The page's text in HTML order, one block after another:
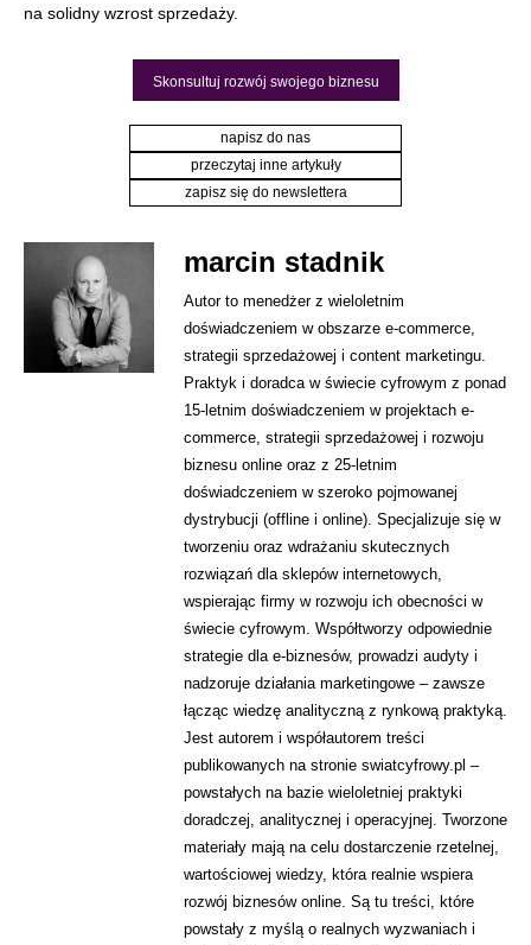
na solidny wzrost sprzedaży.
Skonsultuj rozwój swojego biznesu
napisz do nas
przeczytaj inne artykuły
zapisz się do newslettera
marcin stadnik
Autor to menedżer z wieloletnim
doświadczeniem w obszarze e-commerce,
strategii sprzedażowej i content marketingu.
Praktyk i doradca w świecie cyfrowym z ponad
15-letnim doświadczeniem w projektach e-
commerce, strategii sprzedażowej i rozwoju
biznesu online oraz z 25-letnim
doświadczeniem w szeroko pojmowanej
dystrybucji (offline i online). Specjalizuje się w
tworzeniu oraz wdrażaniu skutecznych
rozwiązań dla sklepów internetowych,
wspierając firmy w rozwoju ich obecności w
świecie cyfrowym. Współtworzy odpowiednie
strategie dla e-biznesów, prowadzi audyty i
nadzoruje działania marketingowe – zawsze
łącząc wiedzę analityczną z rynkową praktyką.
Jest autorem i współautorem treści
publikowanych na stronie swiatcyfrowy.pl –
powstałych na bazie wieloletniej praktyki
doradczej, analitycznej i operacyjnej. Tworzone
materiały mają na celu dostarczenie rzetelnej,
wartościowej wiedzy, która realnie wspiera
rozwój biznesów online. Są tu treści, które
powstały z myślą o realnych wyzwaniach i